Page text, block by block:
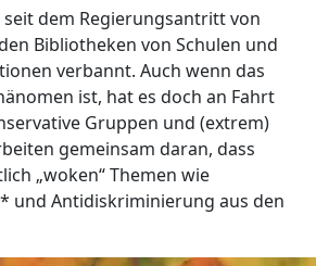
seit dem Regierungsantritt von
Bibliotheken von Schulen und
verbannt. Auch wenn das
ist, hat es doch an Fahrt
Gruppen und (extrem)
gemeinsam daran, dass
„woken“ Themen wie
und Antidiskriminierung aus den